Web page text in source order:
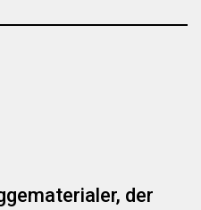
der